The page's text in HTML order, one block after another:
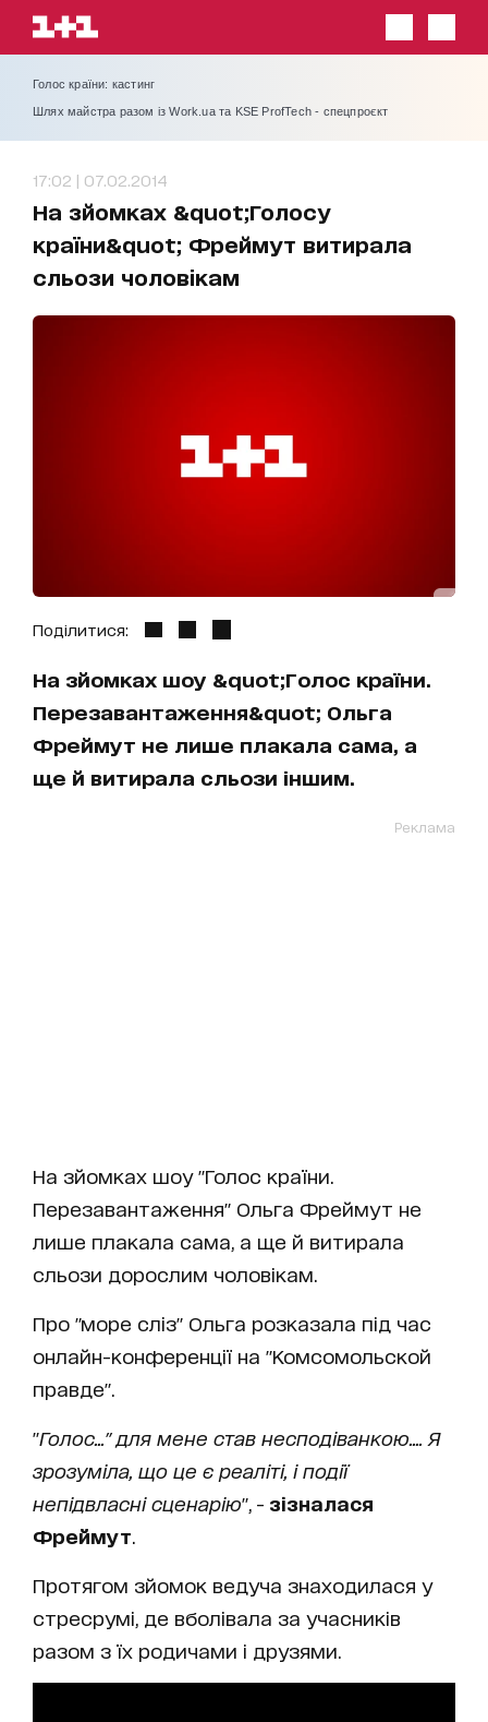
Голос країни: кастинг
Шлях майстра разом із Work.ua та KSE ProfTech - спецпроєкт
17:02 | 07.02.2014
На зйомках &quot;Голосу
країни&quot; Фреймут витирала
сльози чоловікам
Поділитися:
На зйомках шоу &quot;Голос країни.
Перезавантаження&quot; Ольга
Фреймут не лише плакала сама, а
ще й витирала сльози іншим.
Реклама
На зйомках шоу "Голос країни.
Перезавантаження" Ольга Фреймут не
лише плакала сама, а ще й витирала
сльози дорослим чоловікам.
Про "море сліз" Ольга розказала під час
онлайн-конференції на "Комсомольской
правде".
"Голос..." для мене став несподіванкою.... Я
зрозуміла, що це є реаліті, і події
непідвласні сценарію", - зізналася
Фреймут
Протягом зйомок ведуча знаходилася у
стресрумі, де вболівала за учасників
разом з їх родичами і друзями.